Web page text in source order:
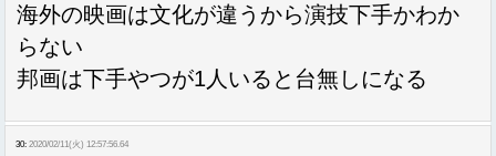
海外の映画は文化が違うから演技下手かわか
らない
邦画は下手やつが1人いると台無しになる
30: 2020/02/11(火) 12:57:56.64